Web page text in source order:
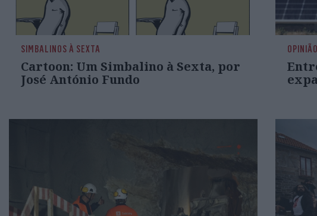
SIMBALINOS À SEXTA
Cartoon: Um Simbalino à Sexta, por
José António Fundo
OPINIÃO